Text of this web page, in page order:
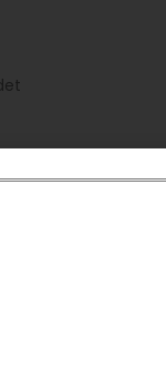
tvätt.
oftare vid behov.
och
från botten till